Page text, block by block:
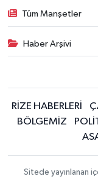
Tüm Manşetler
Haber Arşivi
RİZE HABERLERİ
BÖLGEMİZ
Sitede yayınlanan